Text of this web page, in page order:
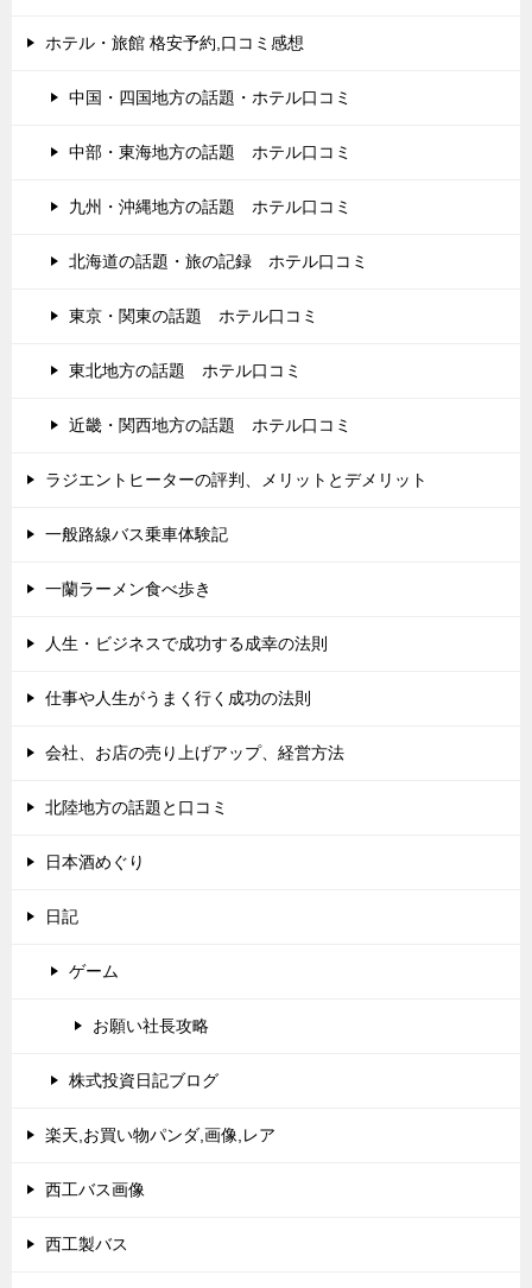
ホテル・旅館 格安予約,口コミ感想
中国・四国地方の話題・ホテル口コミ
中部・東海地方の話題 ホテル口コミ
九州・沖縄地方の話題 ホテル口コミ
北海道の話題・旅の記録 ホテル口コミ
東京・関東の話題 ホテル口コミ
東北地方の話題 ホテル口コミ
近畿・関西地方の話題 ホテル口コミ
ラジエントヒーターの評判、メリットとデメリット
一般路線バス乗車体験記
一蘭ラーメン食べ歩き
人生・ビジネスで成功する成幸の法則
仕事や人生がうまく行く成功の法則
会社、お店の売り上げアップ、経営方法
北陸地方の話題と口コミ
日本酒めぐり
日記
ゲーム
お願い社長攻略
株式投資日記ブログ
楽天,お買い物パンダ,画像,レア
西工バス画像
西工製バス